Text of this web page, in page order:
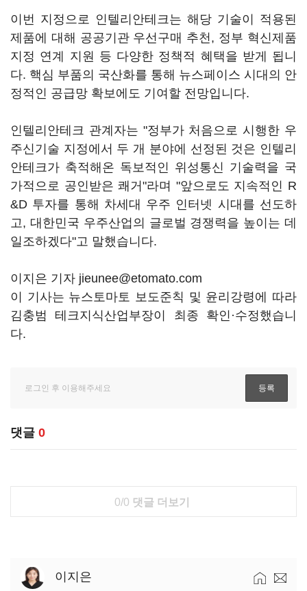
이번 지정으로 인텔리안테크는 해당 기술이 적용된
제품에 대해 공공기관 우선구매 추천, 정부 혁신제품
지정 연계 지원 등 다양한 정책적 혜택을 받게 됩니
다. 핵심 부품의 국산화를 통해 뉴스페이스 시대의 안
정적인 공급망 확보에도 기여할 전망입니다.
인텔리안테크 관계자는 "정부가 처음으로 시행한 우
주신기술 지정에서 두 개 분야에 선정된 것은 인텔리
안테크가 축적해온 독보적인 위성통신 기술력을 국
가적으로 공인받은 쾌거"라며 "앞으로도 지속적인 R
&D 투자를 통해 차세대 우주 인터넷 시대를 선도하
고, 대한민국 우주산업의 글로벌 경쟁력을 높이는 데
일조하겠다"고 말했습니다.
이지은 기자 jieunee@etomato.com
이 기사는 뉴스토마토 보도준칙 및 윤리강령에 따라
김충범 테크지식산업부장이 최종 확인·수정했습니
다.
댓글 0
0/0 댓글 더보기
이지은